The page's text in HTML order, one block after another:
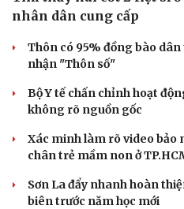
nhân dân cung cấp
Thôn có 95% đồng bào dân
nhận "Thôn số"
Bộ Y tế chấn chỉnh hoạt
không rõ nguồn gốc
Xác minh làm rõ video bảo
chân trẻ mầm non ở
Sơn La đẩy nhanh hoàn
biên trước năm học mới